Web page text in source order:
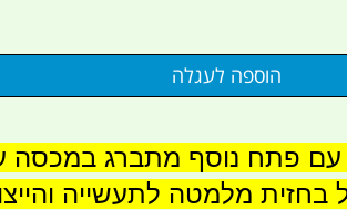
ליטר עם פתח נוסף מתברג במכסה
בחזית מלמטה לתעשייה